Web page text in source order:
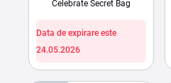
Celebrate Secret Bag
Data de expirare este
24.05.2026